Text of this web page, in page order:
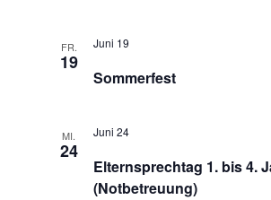
FR.
19
Sommerfest
Juni 19
MI.
24
Elternsprechtag 1. bis 4.
(Notbetreuung)
Juni 24